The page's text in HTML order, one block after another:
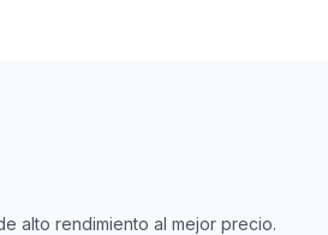
alto rendimiento al mejor precio.